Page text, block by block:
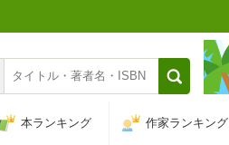
本ランキング 作家ランキング